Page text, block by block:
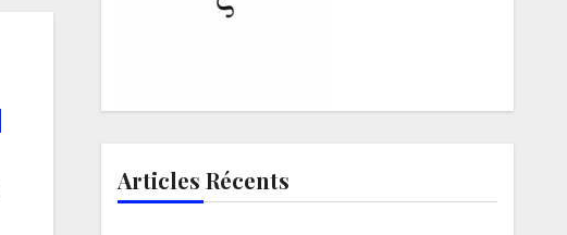
Articles Récents